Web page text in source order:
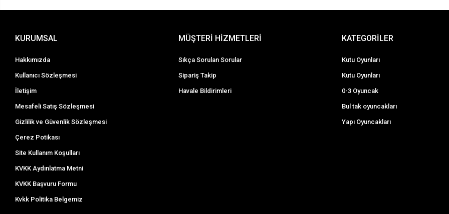
KURUMSAL
Hakkımızda
Kullanıcı Sözleşmesi
İletişim
Mesafeli Satış Sözleşmesi
Gizlilik ve Güvenlik Sözleşmesi
Çerez Potikası
Site Kullanım Koşulları
KVKK Aydınlatma Metni
KVKK Başvuru Formu
Kvkk Politika Belgemiz
MÜŞTERİ HİZMETLERİ
Sıkça Sorulan Sorular
Sipariş Takip
Havale Bildirimleri
KATEGORİLER
Kutu Oyunları
Kutu Oyunları
0-3 Oyuncak
Bul tak oyuncakları
Yapı Oyuncakları